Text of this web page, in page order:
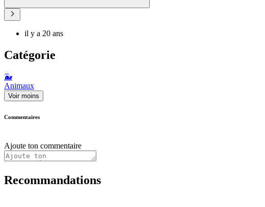
il y a 20 ans
Catégorie
🐳
Animaux
Voir moins
Commentaires
Ajoute ton commentaire
Recommandations